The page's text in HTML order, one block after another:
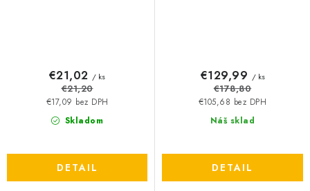
Skladom
€17,09 bez DPH
€21,02 / ks
€21,20
DETAIL
Náš sklad
€105,68 bez DPH
€129,99 / ks
€178,80
DETAIL